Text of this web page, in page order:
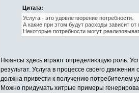
Цитата:
Услуга - это удовлетворение потребности.
А какие при этом будут расходы зависит от
Некоторые потребности могут
Нюансы здесь играют определяющую роль.
результат. Услуга в процессе своего
должна привести к получению потребителем
Можно придумать хитрые примеры